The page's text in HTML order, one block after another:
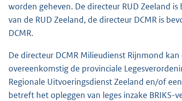
worden geheven. De directeur RUD Zeeland
van de RUD Zeeland, de directeur DCMR is
DCMR.
De directeur DCMR Milieudienst Rijnmond
overeenkomstig de provinciale
Regionale Uitvoeringsdienst Zeeland en/of
betreft het opleggen van leges inzake